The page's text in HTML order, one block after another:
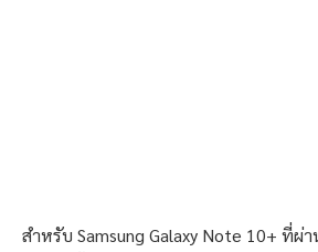
สำหรับ Samsung Galaxy Note 10+ ที่ผ่